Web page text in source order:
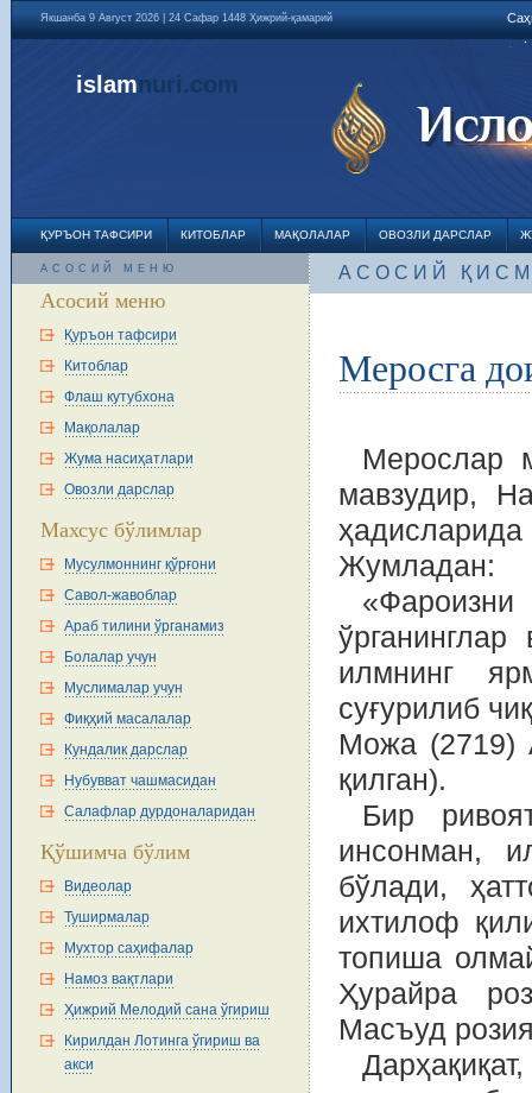
Якшанба 9 Август 2026 | 24 Сафар 1448 Ҳижрий-қамарий
islamnuri.com
ҚУРЪОН ТАФСИРИ КИТОБЛАР МАҚОЛАЛАР ОВОЗЛИ ДАРСЛАР
АСОСИЙ МЕНЮ
Асосий меню
Қуръон тафсири
Китоблар
Флаш кутубхона
Мақолалар
Жума насиҳатлари
Овозли дарслар
Махсус бўлимлар
Мусулмоннинг қўрғони
Савол-жавоблар
Араб тилини ўрганамиз
Болалар учун
Муслималар учун
Фиқҳий масалалар
Кундалик дарслар
Нубувват чашмасидан
Салафлар дурдоналаридан
Қўшимча бўлим
Видеолар
Туширмалар
Мухтор саҳифалар
Намоз вақтлари
Ҳижрий Мелодий сана ўгириш
Кирилдан Лотинга ўгириш ва
акси
АСОСИЙ
Меросга
Мерослар
мавзудир,
Жумладан:
илмнинг
суғурилиб
Можа (2719)
қилган).
Бир
инсонман,
бўлади,
ихтилоф
топиша
Ҳурайра
Масъуд